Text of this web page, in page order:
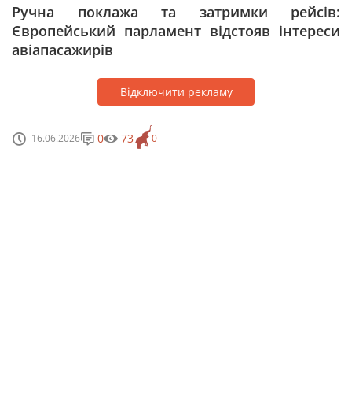
Ручна поклажа та затримки рейсів:
Європейський парламент відстояв інтереси
авіапасажирів
Відключити рекламу
16.06.2026 0
0 73